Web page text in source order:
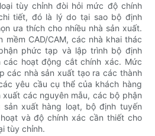
tùy chỉnh đòi hỏi mức độ chính
tiết, đó là lý do tại sao bộ định
ưa thích cho nhiều nhà sản xuất.
mềm CAD/CAM, các nhà khai thác
phức tạp và lập trình bộ định
các hoạt động cắt chính xác. Mức
các nhà sản xuất tạo ra các thành
yêu cầu cụ thể của khách hàng
xuất các nguyên mẫu, các bộ phận
xuất hàng loạt, bộ định tuyến
và độ chính xác cần thiết cho
tùy chỉnh.